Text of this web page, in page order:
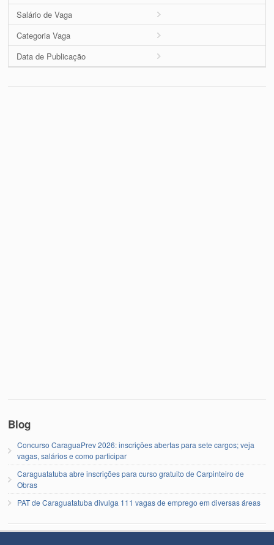
Salário de Vaga
Categoria Vaga
Data de Publicação
Blog
Concurso CaraguaPrev 2026: inscrições abertas para sete cargos; veja
vagas, salários e como participar
Caraguatatuba abre inscrições para curso gratuito de Carpinteiro de
Obras
PAT de Caraguatatuba divulga 111 vagas de emprego em diversas áreas